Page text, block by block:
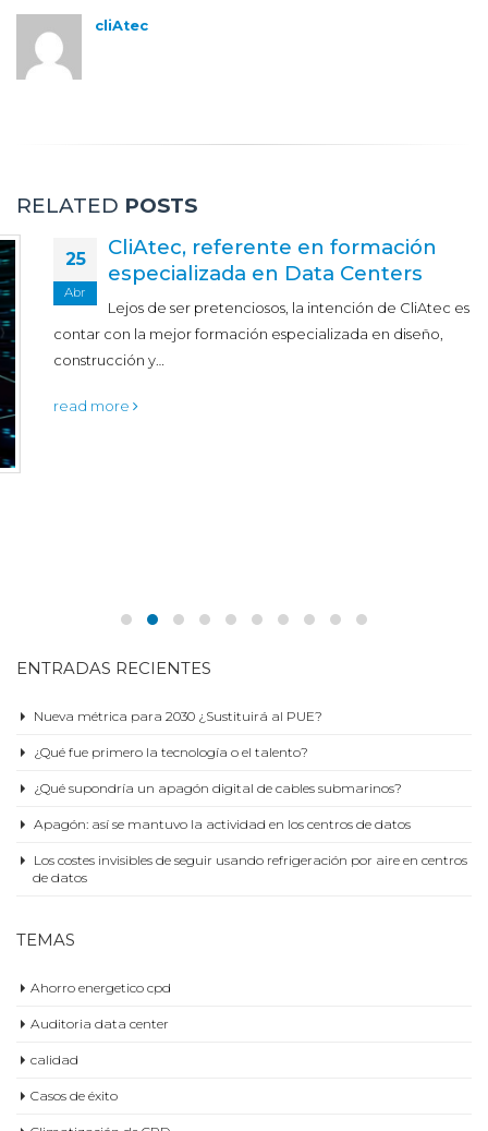
cliAtec
RELATED POSTS
CliAtec, referente en formación
especializada en Data Centers
Lejos de ser pretenciosos, la intención de CliAtec es
contar con la mejor formación especializada en diseño,
construcción y…
read more
Los costes invisibles de seguir usando refrigeración por aire en centros
TEMAS
calidad
Climatización de CPD
Commissioning
Construccion CPD
Diseño cpd
Diseño data center